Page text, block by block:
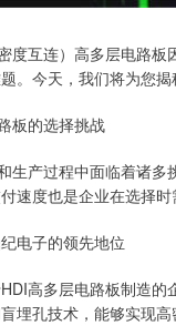
度互连）高多层电路
。今天，我们将为您
板的选择挑战
生产过程中面临着诸多
速度也是企业在选择时
电子的领先地位
高多层电路板制造
埋孔技术，能够实现